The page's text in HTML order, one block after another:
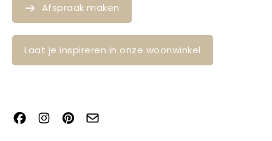
Afspraak maken
Laat je inspireren in onze woonwinkel